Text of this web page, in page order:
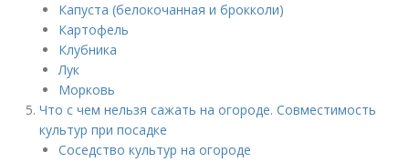
Капуста (белокочанная и брокколи)
Картофель
Клубника
Лук
Морковь
Что с чем нельзя сажать на огороде. Совместимость
культур при посадке
Соседство культур на огороде